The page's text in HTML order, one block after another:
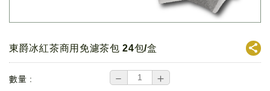
東爵冰紅茶商用免濾茶包 24包/盒
數量 : － ＋